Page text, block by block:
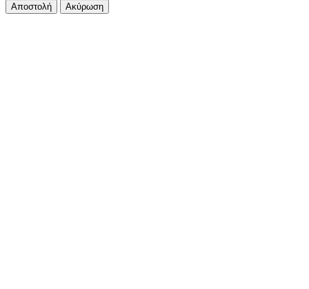
Αποστολή Ακύρωση